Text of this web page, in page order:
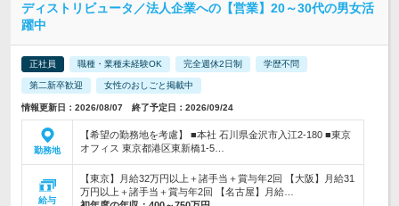
ディストリビュータ／法人企業への【営業】20～30代の男女活
躍中
正社員 職種・業種未経験OK 完全週休2日制 学歴不問
第二新卒歓迎 女性のおしごと掲載中
情報更新日：2026/08/07 終了予定日：2026/09/24
勤務地
【希望の勤務地を考慮】 ■本社 石川県金沢市入江2-180 ■東京
オフィス 東京都港区東新橋1-5…
給与
【東京】月給32万円以上＋諸手当＋賞与年2回 【大阪】月給31
万円以上＋諸手当＋賞与年2回 【名古屋】月給…